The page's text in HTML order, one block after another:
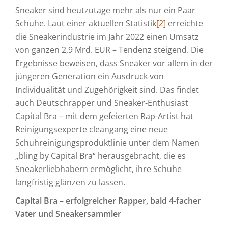
Sneaker sind heutzutage mehr als nur ein Paar
Schuhe. Laut einer aktuellen Statistik[2] erreichte
die Sneakerindustrie im Jahr 2022 einen Umsatz
von ganzen 2,9 Mrd. EUR – Tendenz steigend. Die
Ergebnisse beweisen, dass Sneaker vor allem in der
jüngeren Generation ein Ausdruck von
Individualität und Zugehörigkeit sind. Das findet
auch Deutschrapper und Sneaker-Enthusiast
Capital Bra – mit dem gefeierten Rap-Artist hat
Reinigungsexperte cleangang eine neue
Schuhreinigungsproduktlinie unter dem Namen
„bling by Capital Bra“ herausgebracht, die es
Sneakerliebhabern ermöglicht, ihre Schuhe
langfristig glänzen zu lassen.
Capital Bra – erfolgreicher Rapper, bald 4-facher
Vater und Sneakersammler